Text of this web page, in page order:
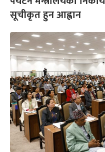
सूचीकृत हुन आह्वान